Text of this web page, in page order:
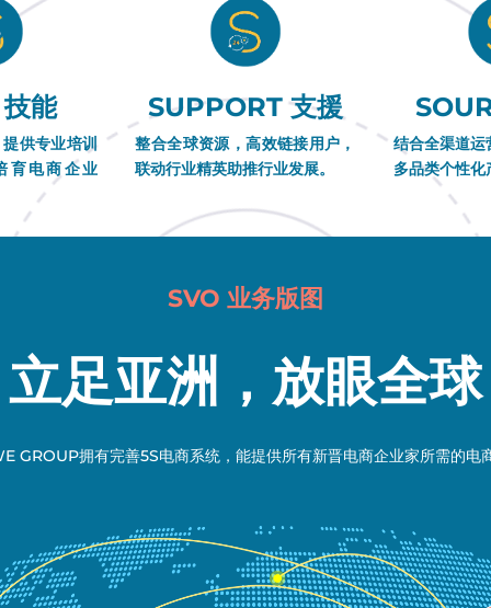
能
供专业培训
育电商企业
SUPPORT 支援
整合全球资源，高效链接用户，
联动行业精英助推行业发展。
结合全渠道运
多品类个性
SVO 业务版图
立足亚洲，放眼全球
GROUP拥有完善5S电商系统，能提供所有新晋电商企业家所需的电